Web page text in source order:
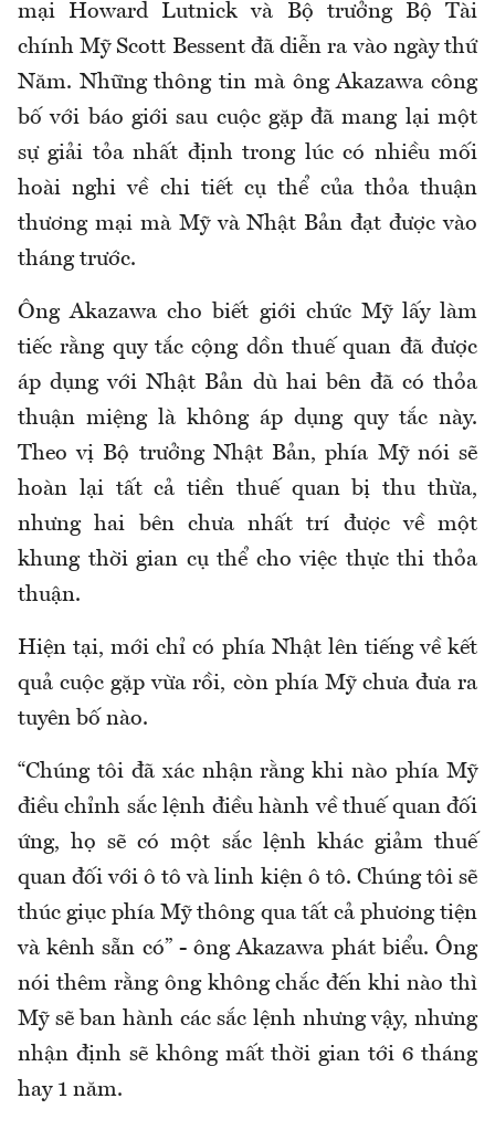
mại Howard Lutnick và Bộ trưởng Bộ Tài
chính Mỹ Scott Bessent đã diễn ra vào ngày thứ
Năm. Những thông tin mà ông Akazawa công
bố với báo giới sau cuộc gặp đã mang lại một
sự giải tỏa nhất định trong lúc có nhiều mối
hoài nghi về chi tiết cụ thể của thỏa thuận
thương mại mà Mỹ và Nhật Bản đạt được vào
tháng trước.
Ông Akazawa cho biết giới chức Mỹ lấy làm
tiếc rằng quy tắc cộng dồn thuế quan đã được
áp dụng với Nhật Bản dù hai bên đã có thỏa
thuận miệng là không áp dụng quy tắc này.
Theo vị Bộ trưởng Nhật Bản, phía Mỹ nói sẽ
hoàn lại tất cả tiền thuế quan bị thu thừa,
nhưng hai bên chưa nhất trí được về một
khung thời gian cụ thể cho việc thực thi thỏa
thuận.
Hiện tại, mới chỉ có phía Nhật lên tiếng về kết
quả cuộc gặp vừa rồi, còn phía Mỹ chưa đưa ra
tuyên bố nào.
“Chúng tôi đã xác nhận rằng khi nào phía Mỹ
điều chỉnh sắc lệnh điều hành về thuế quan đối
ứng, họ sẽ có một sắc lệnh khác giảm thuế
quan đối với ô tô và linh kiện ô tô. Chúng tôi sẽ
thúc giục phía Mỹ thông qua tất cả phương tiện
và kênh sẵn có” - ông Akazawa phát biểu. Ông
nói thêm rằng ông không chắc đến khi nào thì
Mỹ sẽ ban hành các sắc lệnh nhưng vậy, nhưng
nhận định sẽ không mất thời gian tới 6 tháng
hay 1 năm.